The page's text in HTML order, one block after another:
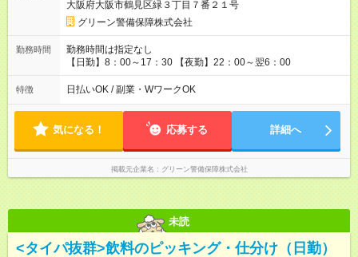
大阪府大阪市鶴見区緑３丁目７番２１号
グリーン警備保障株式会社
勤務時間
勤務時間は指定なし
【日勤】8：00～17：30 【夜勤】22：00～翌6：00
特徴 日払いOK / 副業・WワークOK
気になる！ 応募する 詳細へ
掲載元企業名 グリーン警備保障株式会社
未読
<タイパ抜群>飲料のピッキング・仕分け（日勤）